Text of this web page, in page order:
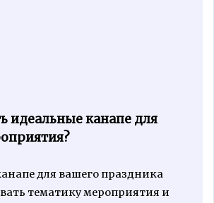
идеальные канапе для
для вашего праздника
тематику мероприятия и